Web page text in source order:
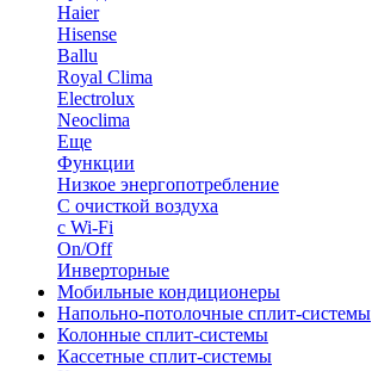
Haier
Hisense
Ballu
Royal Clima
Electrolux
Neoclima
Еще
Функции
Низкое энергопотребление
С очисткой воздуха
с Wi-Fi
On/Off
Инверторные
Мобильные кондиционеры
Напольно-потолоч​ные ​сплит-системы
Колонные ​​сплит-системы
Кассетные сплит-системы